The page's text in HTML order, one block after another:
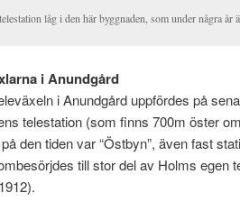
låg i den här byggnaden, som under några år
i Anundgård
i Anundgård uppfördes på
telestation (som finns 700m öster
den tiden var “Östbyn”, även fast
till stor del av Holms egen